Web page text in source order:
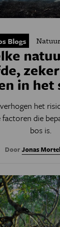
Blogs
in het
het
die
bos is.
DoorJonas